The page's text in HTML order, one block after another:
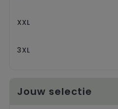
XXL
3XL
Jouw selectie